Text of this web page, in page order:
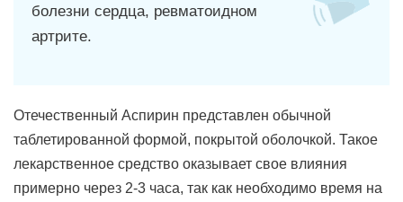
болезни сердца, ревматоидном
артрите.
Отечественный Аспирин представлен обычной
таблетированной формой, покрытой оболочкой. Такое
лекарственное средство оказывает свое влияния
примерно через 2-3 часа, так как необходимо время на